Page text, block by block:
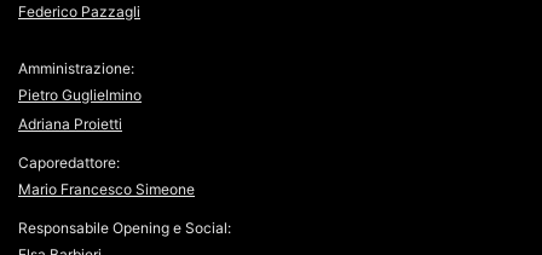
Federico Pazzagli
Amministrazione:
Pietro Guglielmino
Adriana Proietti
Caporedattore:
Mario Francesco Simeone
Responsabile Opening e Social: